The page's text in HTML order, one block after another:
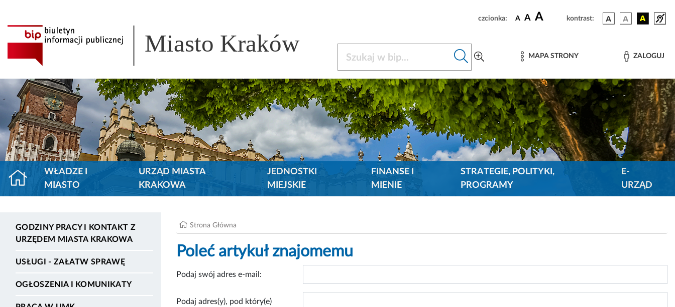
czcionka: A A A kontrast:
Miasto Kraków MAPA STRONY ZALOGUJ
WŁADZE I
MIASTO
URZĄD MIASTA
KRAKOWA
JEDNOSTKI
MIEJSKIE
FINANSE I
MIENIE
STRATEGIE, POLITYKI,
PROGRAMY
E-
URZĄD
GODZINY PRACY I KONTAKT Z
URZĘDEM MIASTA KRAKOWA
USŁUGI - ZAŁATW SPRAWĘ
OGŁOSZENIA I KOMUNIKATY
Strona Główna
Poleć artykuł znajomemu
Podaj swój adres e-mail:
Podaj adres(y), pod który(e)